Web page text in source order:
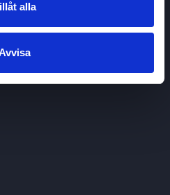
alla